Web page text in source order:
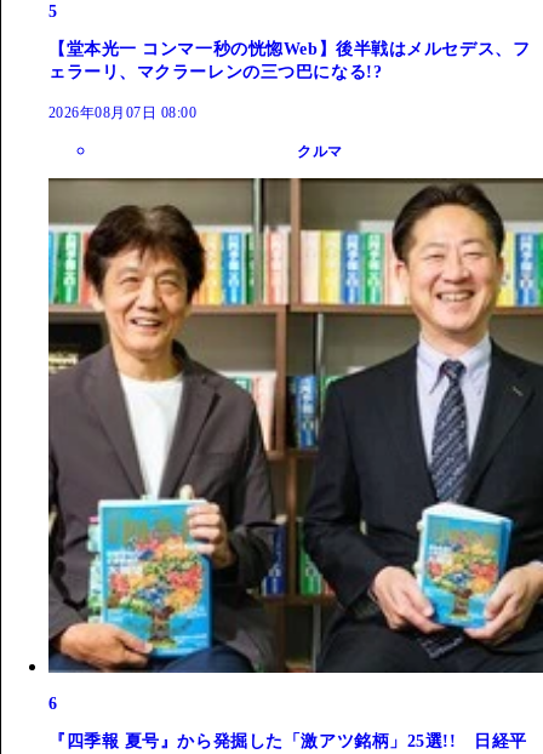
5
【堂本光一 コンマ一秒の恍惚Web】後半戦はメルセデス、フ
ェラーリ、マクラーレンの三つ巴になる!?
2026年08月07日 08:00
クルマ
6
『四季報 夏号』から発掘した「激アツ銘柄」25選!! 日経平